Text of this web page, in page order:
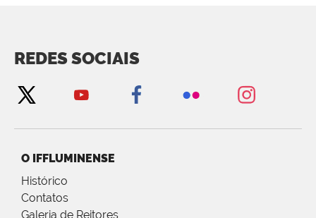
REDES SOCIAIS
O IFFLUMINENSE
Histórico
Contatos
Galeria de Reitores